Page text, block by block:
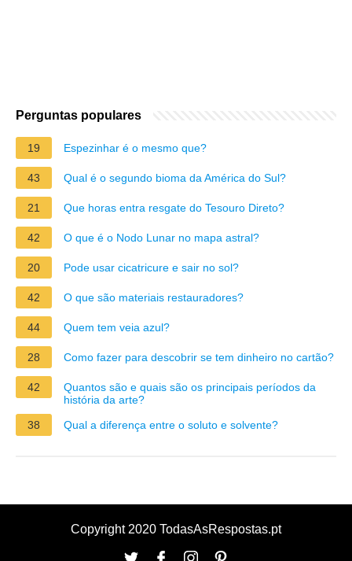
Perguntas populares
19 Espezinhar é o mesmo que?
43 Qual é o segundo bioma da América do Sul?
21 Que horas entra resgate do Tesouro Direto?
42 O que é o Nodo Lunar no mapa astral?
20 Pode usar cicatricure e sair no sol?
42 O que são materiais restauradores?
44 Quem tem veia azul?
28 Como fazer para descobrir se tem dinheiro no cartão?
42
Quantos são e quais são os principais períodos da
história da arte?
38
Qual a diferença entre o soluto e solvente?
Copyright 2020 TodasAsRespostas.pt